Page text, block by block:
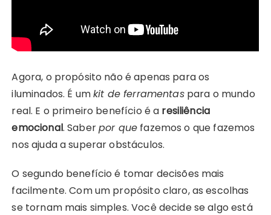
Agora, o propósito não é apenas para os
iluminados. É umkit de ferramentaspara o mundo
real. E o primeiro benefício é a resiliência
emocional. Saberpor que fazemos o que fazemos
nos ajuda a superar obstáculos.
O segundo benefício é tomar decisões mais
facilmente. Com um propósito claro, as escolhas
se tornam mais simples. Você decide se algo está